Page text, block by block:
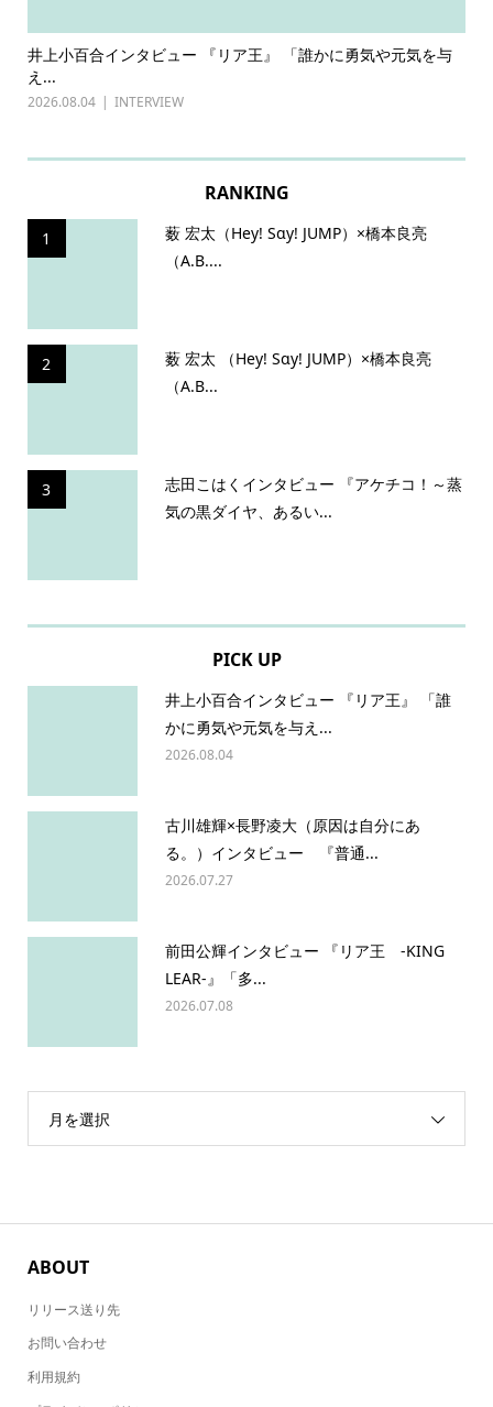
井上小百合インタビュー 『リア王』 「誰かに勇気や元気を与
え...
2026.08.04 INTERVIEW
RANKING
1
薮 宏太（Hey! Sɑy! JUMP）×橋本良亮
（A.B....
2
薮 宏太 （Hey! Sɑy! JUMP）×橋本良亮
（A.B...
3
志田こはくインタビュー 『アケチコ！～蒸
気の黒ダイヤ、あるい...
PICK UP
井上小百合インタビュー 『リア王』 「誰
かに勇気や元気を与え...
2026.08.04
古川雄輝×長野凌大（原因は自分にあ
る。）インタビュー 『普通...
2026.07.27
前田公輝インタビュー 『リア王 -KING
LEAR-』「多...
2026.07.08
月を選択
ABOUT
リリース送り先
お問い合わせ
利用規約